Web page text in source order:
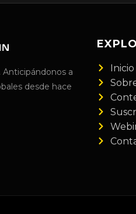
Anticipándonos a
desde hace
Inicio